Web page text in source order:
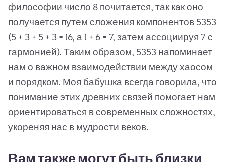
философии число 8 почитается, так как оно
получается путем сложения компонентов 5353
(5 + 3 + 5 + 3 = 16, а 1 + 6 = 7, затем ассоциируя 7 с
гармонией). Таким образом, 5353 напоминает
нам о важном взаимодействии между хаосом
и порядком. Моя бабушка всегда говорила, что
понимание этих древних связей помогает нам
ориентироваться в современных сложностях,
укореняя нас в мудрости веков.
Вам также могут быть близки